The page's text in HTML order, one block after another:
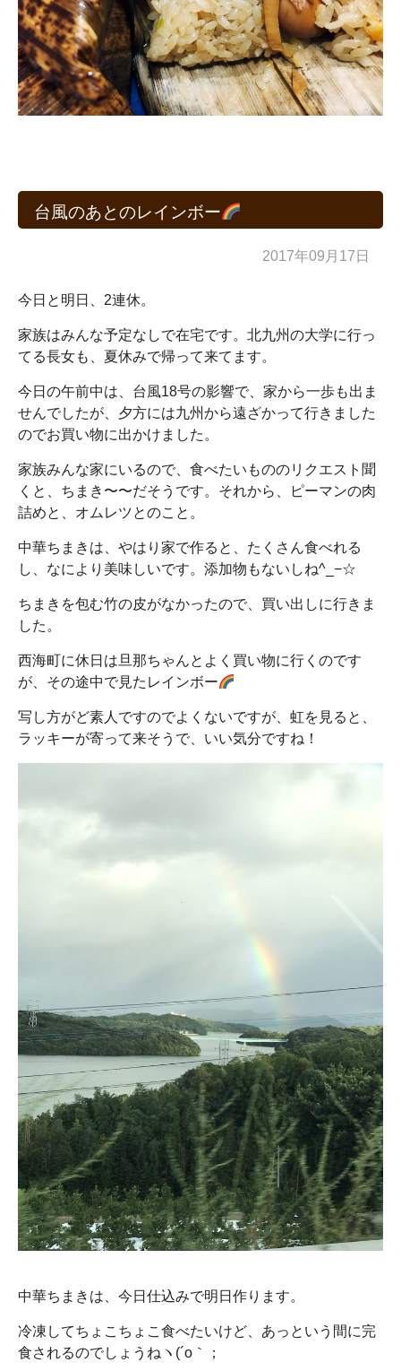
台風のあとのレインボー
2017年09月17日
今日と明日、2連休。
家族はみんな予定なしで在宅です。北九州の大学に行っ
てる長女も、夏休みで帰って来てます。
今日の午前中は、台風18号の影響で、家から一歩も出ま
せんでしたが、夕方には九州から遠ざかって行きました
のでお買い物に出かけました。
家族みんな家にいるので、食べたいもののリクエスト聞
くと、ちまき〜〜だそうです。それから、ピーマンの肉
詰めと、オムレツとのこと。
中華ちまきは、やはり家で作ると、たくさん食べれる
し、なにより美味しいです。添加物もないしね^_−☆
ちまきを包む竹の皮がなかったので、買い出しに行きま
した。
西海町に休日は旦那ちゃんとよく買い物に行くのです
が、その途中で見たレインボー
写し方がど素人ですのでよくないですが、虹を見ると、
ラッキーが寄って来そうで、いい気分ですね！
中華ちまきは、今日仕込みで明日作ります。
冷凍してちょこちょこ食べたいけど、あっという間に完
食されるのでしょうねヽ(´o｀；